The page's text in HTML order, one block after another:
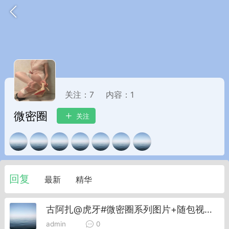
味”的小姐
大二女生囡囡
关注：7 内容： 1
微密圈 关注
回复 最新 精华
古阿扎@虎牙#微密圈系列图片+随包视频合集
admin 0